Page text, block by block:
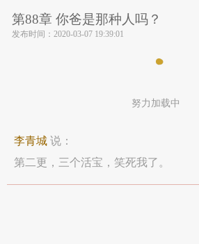
第88章 你爸是那种人吗？
发布时间： 2020-03-07 19:39:01
努力加载中
李青城 说：
第二更，三个活宝，笑死我了。